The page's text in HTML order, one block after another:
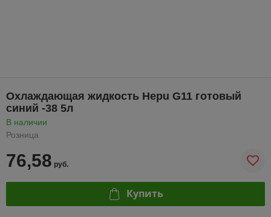
Охлаждающая жидкость Hepu G11 готовый
синий -38 5л
В наличии
Розница
76,58 руб.
Купить